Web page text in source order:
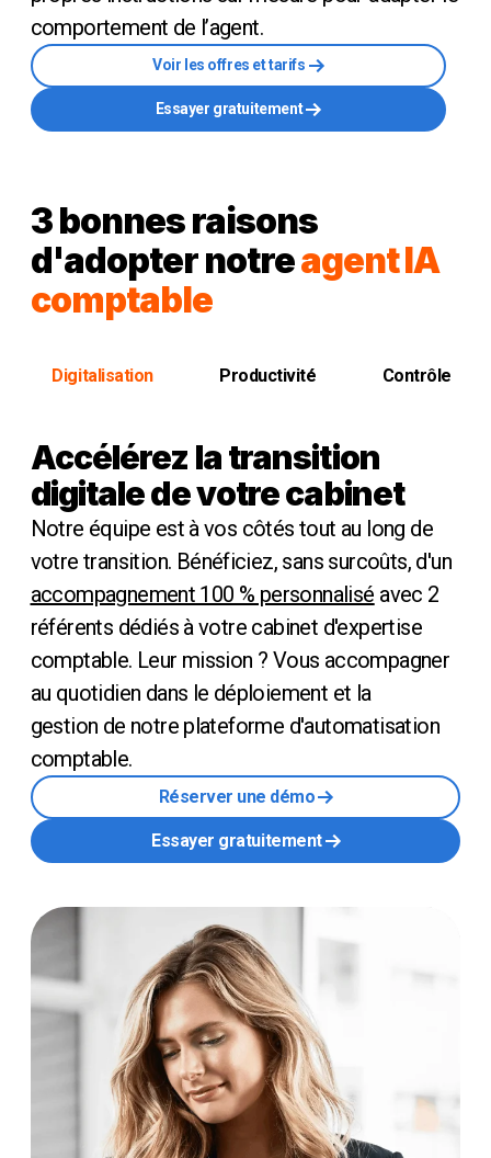
comportement de l’agent.
Voir les offres et tarifs
Essayer gratuitement
3 bonnes raisons
d'adopter notreagent IA
comptable
Digitalisation Productivité Contrôle
Accélérez la transition
digitale de votre cabinet
Notre équipe est à vos côtés tout au long de
votre transition. Bénéficiez, sans surcoûts, d'un
accompagnement 100 % personnalisé avec 2
référents dédiés à votre cabinet d'expertise
comptable. Leur mission ? Vous accompagner
au quotidien dans le déploiement et la
gestion de notre plateforme d'automatisation
comptable.
Réserver une démo
Essayer gratuitement